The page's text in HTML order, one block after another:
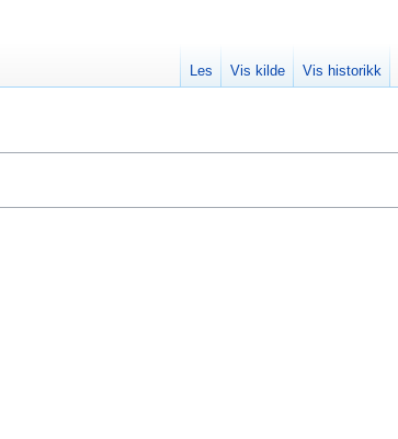
Les Vis kilde Vis historikk